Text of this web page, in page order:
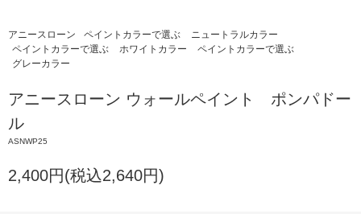
アニースローン ペイントカラーで選ぶ
ニュートラルカラー
ペイントカラーで選ぶ
ホワイトカラー
ペイントカラーで選ぶ
グレーカラー
アニースローン ウォールペイント ポンパドー
ル
ASNWP25
2,400円(税込2,640円)